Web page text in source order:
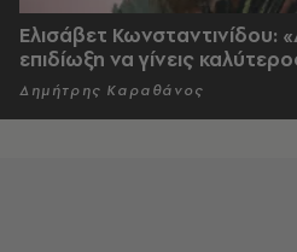
Ελισάβετ Κωνσταντινίδου:
επιδίωξη να γίνεις
Δημήτρης Καραθάνος